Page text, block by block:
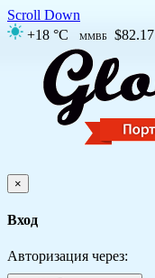
Scroll Down
+18 °C
ММВБ $82.17
×
Вход
Авторизация через: